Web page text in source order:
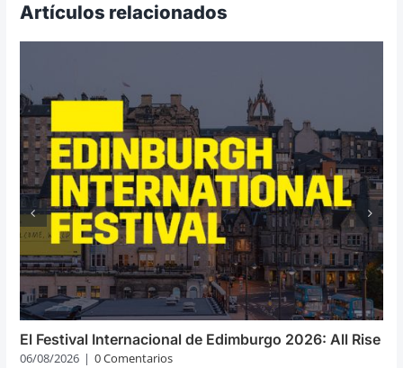
Artículos relacionados
El Festival Internacional de Edimburgo 2026: All Rise
06/08/2026 | 0 Comentarios